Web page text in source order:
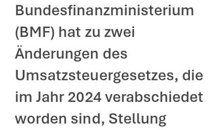
Bundesfinanzministerium
(BMF) hat zu zwei
Änderungen des
Umsatzsteuergesetzes, die
im Jahr 2024 verabschiedet
worden sind, Stellung